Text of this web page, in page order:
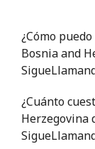
¿Cómo
Bosnia and
¿Cuánto
Herzegovina